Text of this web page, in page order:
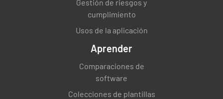
Gestión de riesgos y
cumplimiento
Usos de la aplicación
Aprender
Comparaciones de
software
Colecciones de plantillas